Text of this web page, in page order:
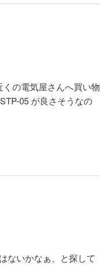
くの電気屋さんへ買い物
05 が良さそうなの
ないかなぁ、と探して